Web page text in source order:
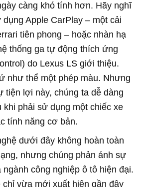
càng khó tính hơn. Hãy nghĩ
Apple CarPlay – một cải
tiên phong – hoặc nhàn hạ
thống ga tự động thích ứng
do Lexus LS giới thiệu.
như thể một phép màu. Nhưng
tiện lợi này, chúng ta dễ dàng
khi phải sử dụng một chiếc xe
tính năng cơ bản.
dưới đây không hoàn toàn
nhưng chúng phản ánh sự
ngành công nghiệp ô tô hiện đại.
chỉ vừa mới xuất hiện gần đây